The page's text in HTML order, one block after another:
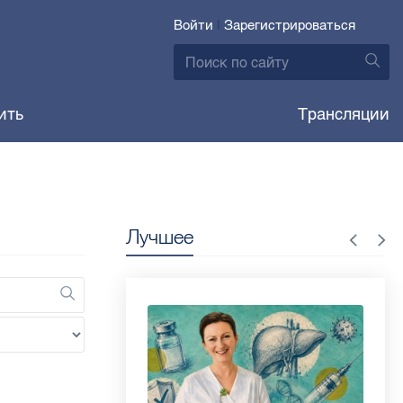
Войти | Зарегистрироваться
Трансляции
Лучшее